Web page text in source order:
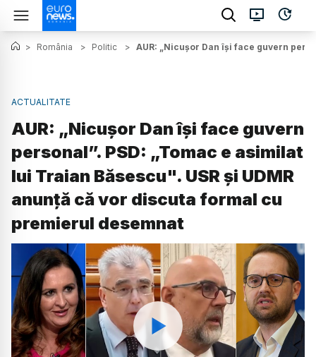
> România > Politic > AUR: „Nicușor Dan își face guvern
ACTUALITATE
AUR: „Nicușor Dan își face guvern
personal”. PSD: „Tomac e asimilat
lui Traian Băsescu". USR și UDMR
anunță că vor discuta formal cu
premierul desemnat
Watch